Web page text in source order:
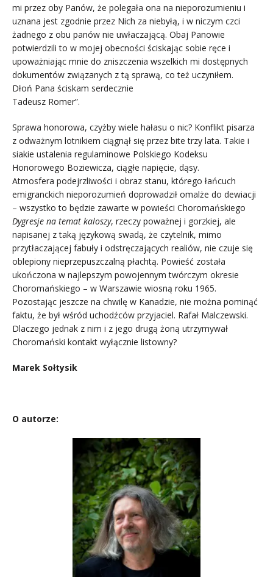
mi przez oby Panów, że polegała ona na nieporozumieniu i
uznana jest zgodnie przez Nich za niebyłą, i w niczym czci
żadnego z obu panów nie uwłaczającą. Obaj Panowie
potwierdzili to w mojej obecności ściskając sobie ręce i
upoważniając mnie do zniszczenia wszelkich mi dostępnych
dokumentów związanych z tą sprawą, co też uczyniłem.
Dłoń Pana ściskam serdecznie
Tadeusz Romer”.
Sprawa honorowa, czyżby wiele hałasu o nic? Konflikt pisarza
z odważnym lotnikiem ciągnął się przez bite trzy lata. Takie i
siakie ustalenia regulaminowe Polskiego Kodeksu
Honorowego Boziewicza, ciągłe napięcie, dąsy.
Atmosfera podejrzliwości i obraz stanu, którego łańcuch
emigranckich nieporozumień doprowadził omalże do dewiacji
– wszystko to będzie zawarte w powieści Choromańskiego
Dygresje na temat kaloszy, rzeczy poważnej i gorzkiej, ale
napisanej z taką językową swadą, że czytelnik, mimo
przytłaczającej fabuły i odstręczających realiów, nie czuje się
oblepiony nieprzepuszczalną płachtą. Powieść została
ukończona w najlepszym powojennym twórczym okresie
Choromańskiego – w Warszawie wiosną roku 1965.
Pozostając jeszcze na chwilę w Kanadzie, nie można pominąć
faktu, że był wśród uchodźców przyjaciel. Rafał Malczewski.
Dlaczego jednak z nim i z jego drugą żoną utrzymywał
Choromański kontakt wyłącznie listowny?
Marek Sołtysik
O autorze: